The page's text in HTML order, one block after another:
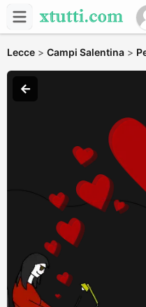
Lecce > Campi Salentina >